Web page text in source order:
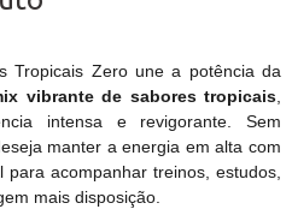
Tropicais Zero une a potência da
vibrante de sabores tropicais
intensa e revigorante. Sem
manter a energia em alta com
acompanhar treinos, estudos,
mais disposição.